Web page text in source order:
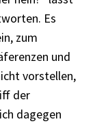
Es
zum
und
vorstellen,
der
dagegen